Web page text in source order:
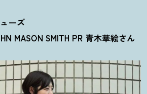
ーズ
MASON SMITH PR 青木華絵さん